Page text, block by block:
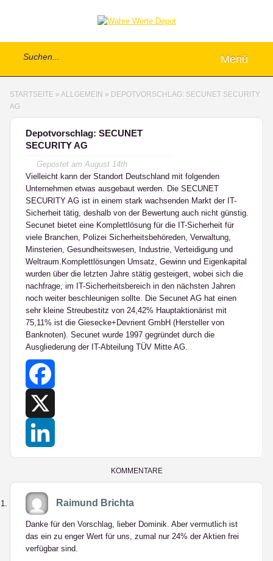
Menü
STARTSEITE » ALLGEMEIN » DEPOTVORSCHLAG: SECUNET SECURITY
AG
Depotvorschlag: SECUNET
SECURITY AG
Gepostet amAugust 14th
Vielleicht kann der Standort Deutschland mit folgenden
Unternehmen etwas ausgebaut werden. Die SECUNET
SECURITY AG ist in einem stark wachsenden Markt der IT-
Sicherheit tätig, deshalb von der Bewertung auch nicht günstig.
Secunet bietet eine Komplettlösung für die IT-Sicherheit für
viele Branchen, Polizei Sicherheitsbehöreden, Verwaltung,
Minsterien, Gesundheitswesen, Industrie, Verteidigung und
Weltraum.Komplettlösungen Umsatz, Gewinn und Eigenkapital
wurden über die letzten Jahre stätig gesteigert, wobei sich die
nachfrage, im IT-Sicherheitsbereich in den nächsten Jahren
noch weiter beschleunigen sollte. Die Secunet AG hat einen
sehr kleine Streubestitz von 24,42% Hauptaktionärist mit
75,11% ist die Giesecke+Devrient GmbH (Hersteller von
Banknoten). Secunet wurde 1997 gegründet durch die
Ausgliederung der IT-Abteilung TÜV Mitte AG.
Facebook
KOMMENTARE
Raimund Brichta
Danke für den Vorschlag, lieber Dominik. Aber vermutlich ist
das ein zu enger Wert für uns, zumal nur 24% der Aktien frei
verfügbar sind.